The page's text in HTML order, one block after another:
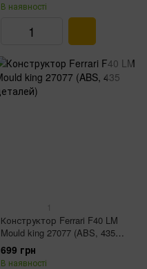
В наявності
1
Конструктор Ferrari F40 LM
Mould king 27077 (ABS, 435
деталей)
699 грн
В наявності